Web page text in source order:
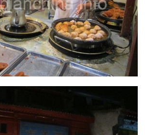
中国お薦め観光地